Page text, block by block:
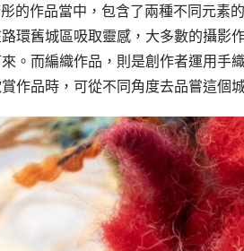
的作品當中，包含了兩種不同元素
環舊城區吸取靈感，大多數的攝影
。而編織作品，則是創作者運用手
作品時，可從不同角度去品嘗這個